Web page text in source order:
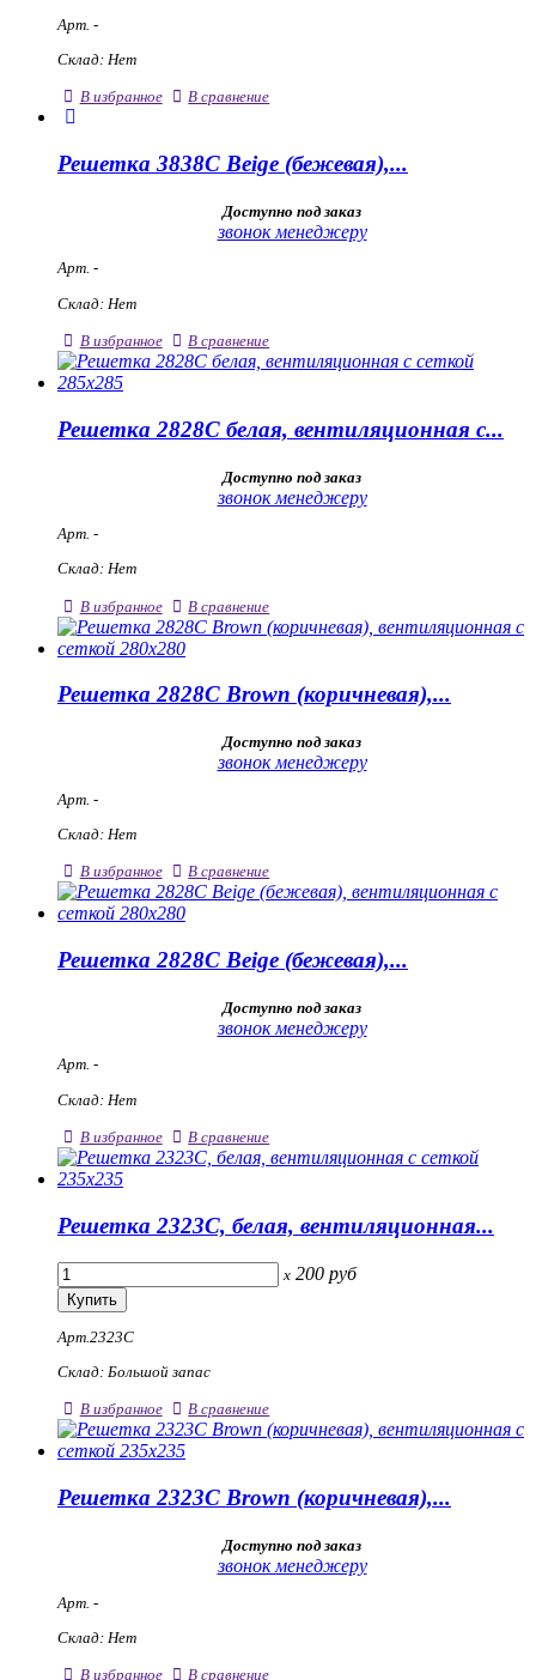
Арт. -
Склад: Нет
В избранное В сравнение
Решетка 3838С Beige (бежевая),...
Доступно под заказ
звонок менеджеру
Арт. -
Склад: Нет
В избранное В сравнение
Решетка 2828С белая, вентиляционная с...
Доступно под заказ
звонок менеджеру
Арт. -
Склад: Нет
В избранное В сравнение
Решетка 2828С Brown (коричневая),...
Доступно под заказ
звонок менеджеру
Арт. -
Склад: Нет
В избранное В сравнение
Решетка 2828С Beige (бежевая),...
Доступно под заказ
звонок менеджеру
Арт. -
Склад: Нет
В избранное В сравнение
Решетка 2323С, белая, вентиляционная...
x 200 руб
Арт.2323С
Склад: Большой запас
В избранное В сравнение
Решетка 2323С Brown (коричневая),...
Доступно под заказ
звонок менеджеру
Арт. -
Склад: Нет
В избранное В сравнение